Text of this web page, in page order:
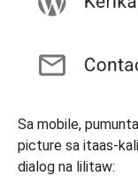
Sa mobile,
picture sa itaas-
dialog na lilitaw: